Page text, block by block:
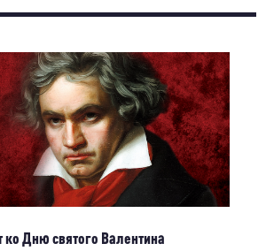
ко Дню святого Валентина